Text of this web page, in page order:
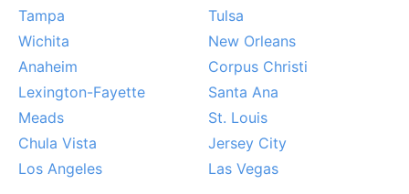
Tampa
Tulsa
Wichita
New Orleans
Anaheim
Corpus Christi
Lexington-Fayette
Santa Ana
Meads
St. Louis
Chula Vista
Jersey City
Los Angeles
Las Vegas